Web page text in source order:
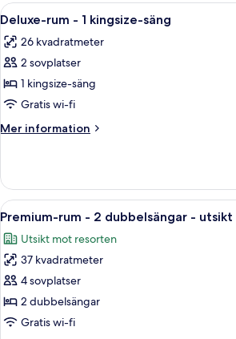
dubbelsängar
vid
havet
Öppna
alla
foton
för
Deluxe-
rum
-
1
säng
Ett
2
Deluxe-rum - 1 kingsize-säng
26 kvadratmeter
2 sovplatser
1 kingsize-säng
Gratis wi-fi
Mer information
Mer
rum
1
säng
Öppna
alla
foton
för
Premium-
rum
-
Ett
2
Premium-rum - 2 dubbelsängar -
Utsikt mot resorten
37 kvadratmeter
4 sovplatser
2 dubbelsängar
Gratis wi-fi